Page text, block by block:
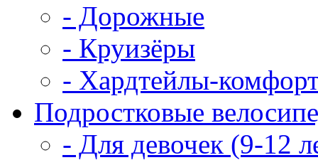
- Дорожные
- Круизёры
- Хардтейлы-
Подростковые
- Для девочек (9-12